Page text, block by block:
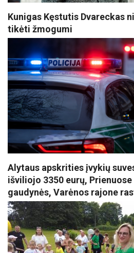
Kunigas Kęstutis Dvareckas
tikėti žmogumi
Alytaus apskrities įvykių
išviliojo 3350 eurų,
gaudynės, Varėnos rajone